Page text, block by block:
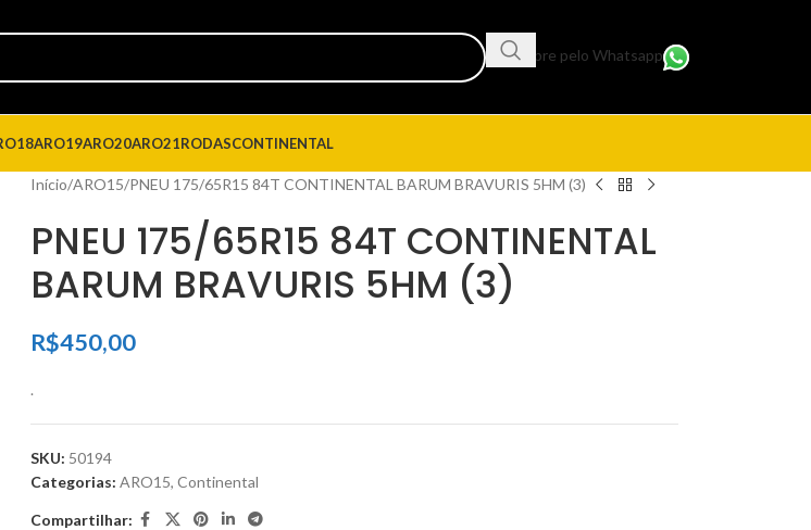
Compre pelo Whatsapp
ARO19ARO20ARO21RODASCONTINENTAL
Início ARO15 PNEU 175/65R15 84T CONTINENTAL BARUM BRAVURIS 5HM (3)
PNEU 175/65R15 84T CONTINENTAL
BARUM BRAVURIS 5HM (3)
R$450,00
.
SKU: 50194
Categorias: ARO15, Continental
Compartilhar: